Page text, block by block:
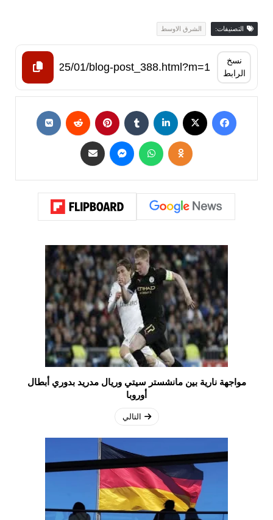
التصنيفات: الشرق الاوسط
نسخ
الرابط
مواجهة نارية بين مانشستر سيتي وريال مدريد بدوري أبطال
أوروبا
التالي